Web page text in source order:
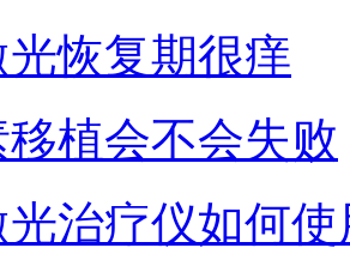
光恢复期很痒
植会不会失败
治疗仪如何使